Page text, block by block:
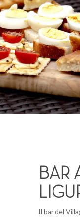
BAR
Il bar del